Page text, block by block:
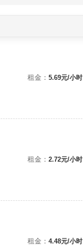
租金： 5.69元/小时
侠投林，五星院长，五星英雄多，可玩性很高，可以当小号刷原神，可以包月价格实惠
租金： 2.72元/小时
租金： 4.48元/小时